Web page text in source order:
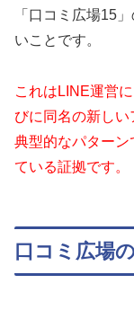
「口コミ広場15
いことです。
これはLINE運営
びに同名の新し
典型的なパターン
ている証拠です。
口コミ広場